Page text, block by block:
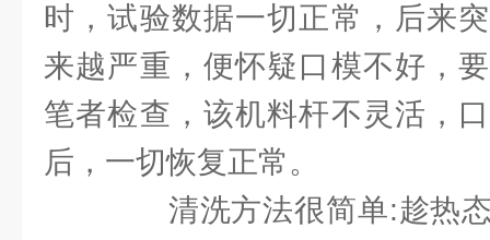
时，试验数据一切正常，后来
来越严重，便怀疑口模不好，
笔者检查，该机料杆不灵活，
后，一切恢复正常。
清洗方法很简单:趁热态